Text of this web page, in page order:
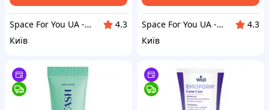
Space For You UA - STORE
4.3
Київ
Space For You UA - STORE
4.3
Київ